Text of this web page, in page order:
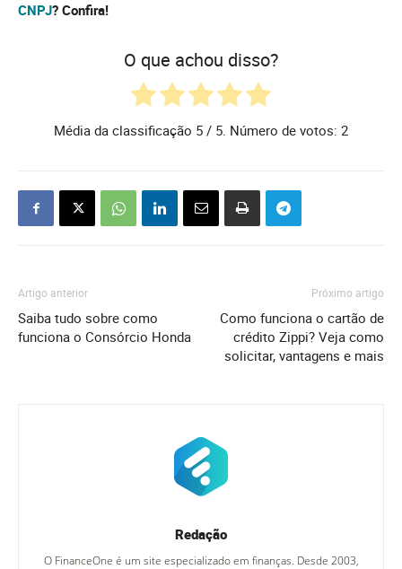
CNPJ? Confira!
O que achou disso?
Média da classificação 5 / 5. Número de votos: 2
Artigo anterior
Saiba tudo sobre como
funciona o Consórcio Honda
Próximo artigo
Como funciona o cartão de
crédito Zippi? Veja como
solicitar, vantagens e mais
Redação
O FinanceOne é um site especializado em finanças. Desde 2003,